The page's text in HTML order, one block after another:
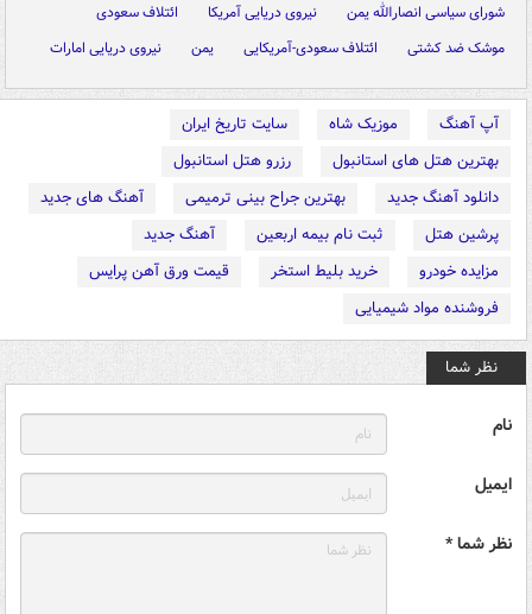
شورای سیاسی انصارالله یمن
نیروی دریایی آمریکا
ائتلاف سعودی
موشک ضد کشتی
ائتلاف سعودی-آمریکایی یمن نیروی دریایی امارات
آپ آهنگ موزیک شاه
سایت تاریخ ایران
بهترین هتل های استانبول
رزرو هتل استانبول
دانلود آهنگ جدید
بهترین جراح بینی ترمیمی
آهنگ های جدید
پرشین هتل
ثبت نام بیمه اربعین
آهنگ جدید
مزایده خودرو
خرید بلیط استخر
قیمت ورق آهن پرایس
فروشنده مواد شیمیایی
نظر شما
نام
ایمیل
نظر شما *